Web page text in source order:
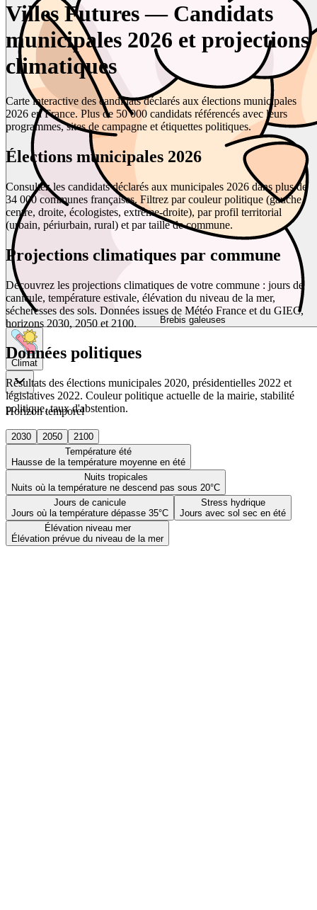
Brebis galeuses
Climat
Horizon temporel
2030 2050
2100
Température été
Hausse de la température moyenne en été
Nuits tropicales
Nuits où la température ne descend pas sous 20°C
Jours de canicule
Jours où la température dépasse 35°C
Stress hydrique
Jours avec sol sec en été
Élévation niveau mer
Élévation prévue du niveau de la mer
Villes Futures — Candidats
municipales 2026 et projections
climatiques
Carte interactive des candidats déclarés aux élections municipales
2026 en France. Plus de 50 000 candidats référencés avec leurs
programmes, sites de campagne et étiquettes politiques.
Élections municipales 2026
Consultez les candidats déclarés aux municipales 2026 dans plus de
34 000 communes françaises. Filtrez par couleur politique (gauche,
centre, droite, écologistes, extrême-droite), par profil territorial
(urbain, périurbain, rural) et par taille de commune.
Projections climatiques par commune
Découvrez les projections climatiques de votre commune : jours de
canicule, température estivale, élévation du niveau de la mer,
sécheresses des sols. Données issues de Météo France et du GIEC,
horizons 2030, 2050 et 2100.
Données politiques
Résultats des élections municipales 2020, présidentielles 2022 et
législatives 2022. Couleur politique actuelle de la mairie, stabilité
politique, taux d'abstention.